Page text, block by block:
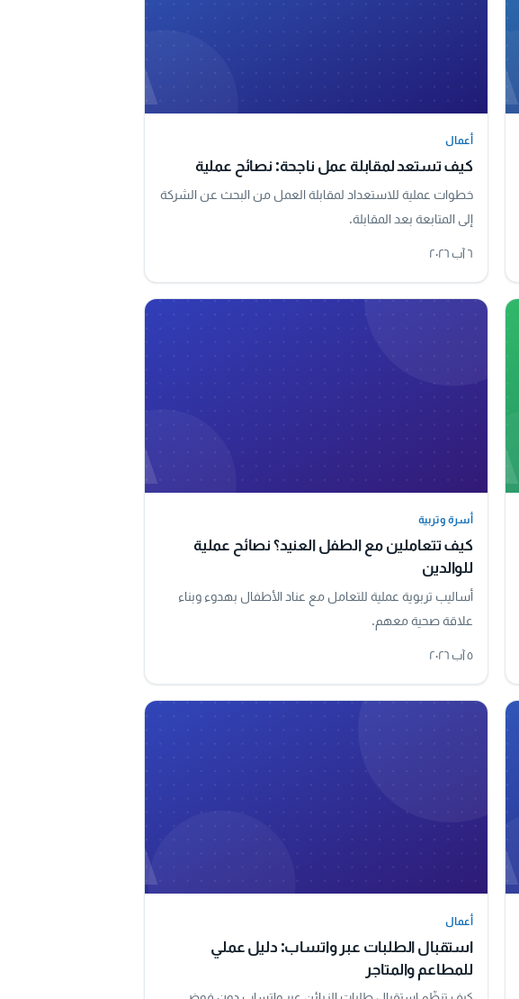
A
A
أعمال
كيف تستعد لمقابلة عمل ناجحة: نصائح عملية
خطوات عملية للاستعداد لمقابلة العمل من البحث عن الشركة
إلى المتابعة بعد المقابلة.
٦ آب ٢٠٢٦
A
A
أسرة وتربية
كيف تتعاملين مع الطفل العنيد؟ نصائح عملية
للوالدين
أساليب تربوية عملية للتعامل مع عناد الأطفال بهدوء وبناء
علاقة صحية معهم.
٥ آب ٢٠٢٦
A
A
أعمال
استقبال الطلبات عبر واتساب: دليل عملي
للمطاعم والمتاجر